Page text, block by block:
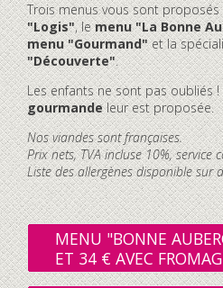
Trois menus vous sont
"Logis", lemenu "La Bonne
menu "Gourmand"et la
"Découverte".
Les enfants ne sont pas oubliés
gourmandeleur est proposée.
Nos viandes sont françaises.
Prix nets, TVA incluse 10%, service
Liste des allergènes disponible sur
MENU "BONNE
ET 34 € AVEC